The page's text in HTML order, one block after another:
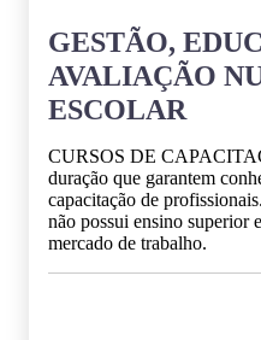
GESTÃO,
AVALIAÇÃO
ESCOLAR
CURSOS DE
duração que garantem
capacitação de
não possui ensino superior
mercado de trabalho.